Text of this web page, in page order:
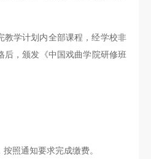
教学计划内全部课程，经学校非
后，颁发《中国戏曲学院研修班
照通知要求完成缴费。